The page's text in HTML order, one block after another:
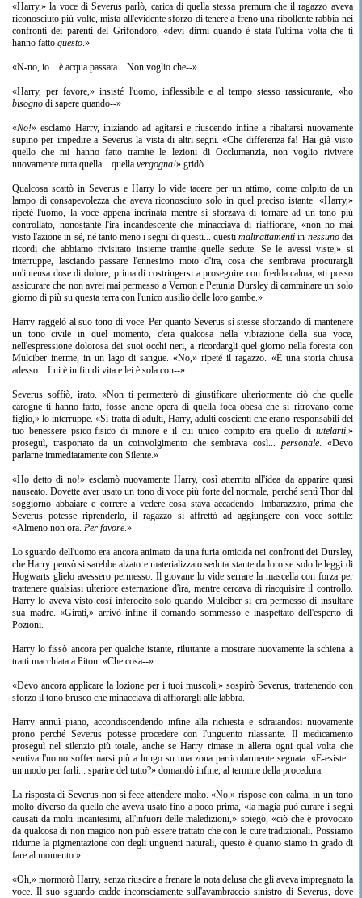
«Harry,» la voce di Severus parlò, carica di quella stessa premura che il ragazzo aveva
riconosciuto più volte, mista all'evidente sforzo di tenere a freno una ribollente rabbia nei
confronti dei parenti del Grifondoro, «devi dirmi quando è stata l'ultima volta che ti
hanno fatto questo.»
«N-no, io... è acqua passata... Non voglio che--»
«Harry, per favore,» insisté l'uomo, inflessibile e al tempo stesso rassicurante, «ho
bisogno di sapere quando--»
«No!» esclamò Harry, iniziando ad agitarsi e riuscendo infine a ribaltarsi nuovamente
supino per impedire a Severus la vista di altri segni. «Che differenza fa! Hai già visto
quello che mi hanno fatto tramite le lezioni di Occlumanzia, non voglio rivivere
nuovamente tutta quella... quella vergogna!» gridò.
Qualcosa scattò in Severus e Harry lo vide tacere per un attimo, come colpito da un
lampo di consapevolezza che aveva riconosciuto solo in quel preciso istante. «Harry,»
ripeté l'uomo, la voce appena incrinata mentre si sforzava di tornare ad un tono più
controllato, nonostante l'ira incandescente che minacciava di riaffiorare, «non ho mai
visto l'azione in sé, né tanto meno i segni di questi... questimaltrattamentiin nessunodei
ricordi che abbiamo rivisitato insieme tramite quelle sedute. Se le avessi viste,» si
interruppe, lasciando passare l'ennesimo moto d'ira, cosa che sembrava procurargli
un'intensa dose di dolore, prima di costringersi a proseguire con fredda calma, «ti posso
assicurare che non avrei mai permesso a Vernon e Petunia Dursley di camminare un solo
giorno di più su questa terra con l'unico ausilio delle loro gambe.»
Harry raggelò al suo tono di voce. Per quanto Severus si stesse sforzando di mantenere
un tono civile in quel momento, c'era qualcosa nella vibrazione della sua voce,
nell'espressione dolorosa dei suoi occhi neri, a ricordargli quel giorno nella foresta con
Mulciber inerme, in un lago di sangue. «No,» ripeté il ragazzo. «È una storia chiusa
adesso... Lui è in fin di vita e lei è sola con--»
Severus soffiò, irato. «Non ti permetterò di giustificare ulteriormente ciò che quelle
carogne ti hanno fatto, fosse anche opera di quella foca obesa che si ritrovano come
figlio,» lo interruppe. «Si tratta di adulti, Harry, adulti coscienti che erano responsabili del
tuo benessere psico-fisico di minore e il cui unico compito era quello di tutelarti,»
proseguì, trasportato da un coinvolgimento che sembrava così... personale. «Devo
parlarne immediatamente con Silente.»
«Ho detto di no!» esclamò nuovamente Harry, così atterrito all'idea da apparire quasi
nauseato. Dovette aver usato un tono di voce più forte del normale, perché sentì Thor dal
soggiorno abbaiare e correre a vedere cosa stava accadendo. Imbarazzato, prima che
Severus potesse riprenderlo, il ragazzo si affrettò ad aggiungere con voce sottile:
«Almeno non ora. Per favore.»
Lo sguardo dell'uomo era ancora animato da una furia omicida nei confronti dei Dursley,
che Harry pensò si sarebbe alzato e materializzato seduta stante da loro se solo le leggi di
Hogwarts glielo avessero permesso. Il giovane lo vide serrare la mascella con forza per
trattenere qualsiasi ulteriore esternazione d'ira, mentre cercava di riacquisire il controllo.
Harry lo aveva visto così inferocito solo quando Mulciber si era permesso di insultare
sua madre. «Girati,» arrivò infine il comando sommesso e inaspettato dell'esperto di
Pozioni.
Harry lo fissò ancora per qualche istante, riluttante a mostrare nuovamente la schiena a
tratti macchiata a Piton. «Che cosa--»
«Devo ancora applicare la lozione per i tuoi muscoli,» sospirò Severus, trattenendo con
sforzo il tono brusco che minacciava di affiorargli alle labbra.
Harry annuì piano, accondiscendendo infine alla richiesta e sdraiandosi nuovamente
prono perché Severus potesse procedere con l'unguento rilassante. Il medicamento
proseguì nel silenzio più totale, anche se Harry rimase in allerta ogni qual volta che
sentiva l'uomo soffermarsi più a lungo su una zona particolarmente segnata. «E-esiste...
un modo per farli... sparire del tutto?» domandò infine, al termine della procedura.
La risposta di Severus non si fece attendere molto. «No,» rispose con calma, in un tono
molto diverso da quello che aveva usato fino a poco prima, «la magia può curare i segni
causati da molti incantesimi, all'infuori delle maledizioni,» spiegò, «ciò che è provocato
da qualcosa di non magico non può essere trattato che con le cure tradizionali. Possiamo
ridurne la pigmentazione con degli unguenti naturali, questo è quanto siamo in grado di
fare al momento.»
«Oh,» mormorò Harry, senza riuscire a frenare la nota delusa che gli aveva impregnato la
voce. Il suo sguardo cadde inconsciamente sull'avambraccio sinistro di Severus, dove